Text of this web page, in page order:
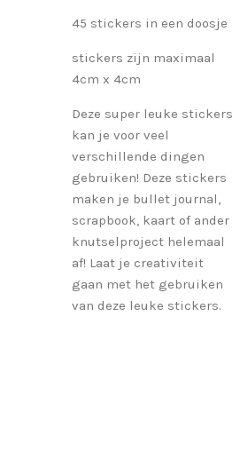
45 stickers in een doosje
stickers zijn maximaal
4cm x 4cm
Deze super leuke stickers
kan je voor veel
verschillende dingen
gebruiken! Deze stickers
maken je bullet journal,
scrapbook, kaart of ander
knutselproject helemaal
af! Laat je creativiteit
gaan met het gebruiken
van deze leuke stickers.